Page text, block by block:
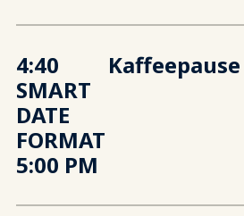
4:40
SMART
DATE
FORMAT
5:00 PM
Kaffeepause